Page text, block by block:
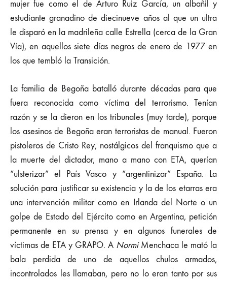
mujer fue como el de Arturo Ruiz García, un albañil y
estudiante granadino de diecinueve años al que un ultra
le disparó en la madrileña calle Estrella (cerca de la Gran
Vía), en aquellos siete días negros de enero de 1977 en
los que tembló la Transición.
La familia de Begoña batalló durante décadas para que
fuera reconocida como víctima del terrorismo. Tenían
razón y se la dieron en los tribunales (muy tarde), porque
los asesinos de Begoña eran terroristas de manual. Fueron
pistoleros de Cristo Rey, nostálgicos del franquismo que a
la muerte del dictador, mano a mano con ETA, querían
“ulsterizar” el País Vasco y “argentinizar” España. La
solución para justificar su existencia y la de los etarras era
una intervención militar como en Irlanda del Norte o un
golpe de Estado del Ejército como en Argentina, petición
permanente en su prensa y en algunos funerales de
víctimas de ETA y GRAPO. A NormiMenchaca le mató la
bala perdida de uno de aquellos chulos armados,
incontrolados les llamaban, pero no lo eran tanto por sus